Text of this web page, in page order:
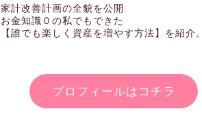
家計改善計画の全貌を公開
お金知識０の私でもできた
【誰でも楽しく資産を増やす方法】を紹介。
プロフィールはコチラ